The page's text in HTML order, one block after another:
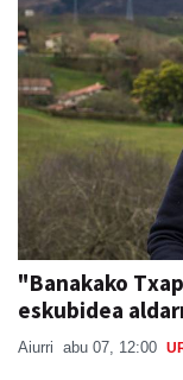
"Banakako
eskubidea
Aiurri abu 07, 12:00